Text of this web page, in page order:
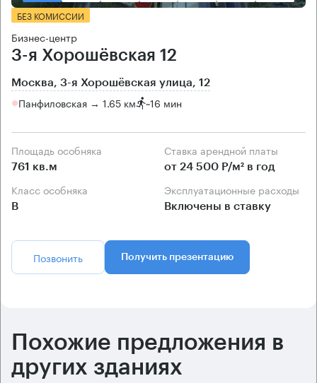
БЕЗ КОМИССИИ
Бизнес-центр
3-я Хорошёвская 12
Москва, 3-я Хорошёвская улица, 12
Панфиловская → 1.65 км ~16 мин
Площадь особняка
761 кв.м
Ставка арендной платы
от 24 500 Р/м² в год
Класс особняка
B
Эксплуатационные расходы
Включены в ставку
Позвонить Получить презентацию
Похожие предложения в
других зданиях